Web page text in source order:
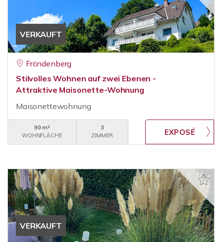
VERKAUFT
Fröndenberg
Stilvolles Wohnen auf zwei Ebenen -
Attraktive Maisonette-Wohnung
Maisonettewohnung
90 m²
WOHNFLÄCHE
3
ZIMMER
VERKAUFT